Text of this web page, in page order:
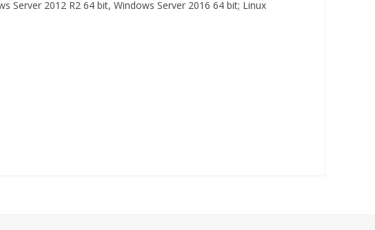
Server 2012 R2 64 bit, Windows Server 2016 64 bit; Linux